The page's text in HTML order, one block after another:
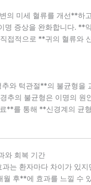
의 미세 혈류를 개선**하
명 증상을 완화합니다. **
접적으로 **귀의 혈류와
와 턱관절**의 불균형을
추의 불균형은 이명의 원
**를 통해 **신경계의 균
와 회복 기간
는 환자마다 차이가 있지
후**에 효과를 느낄 수